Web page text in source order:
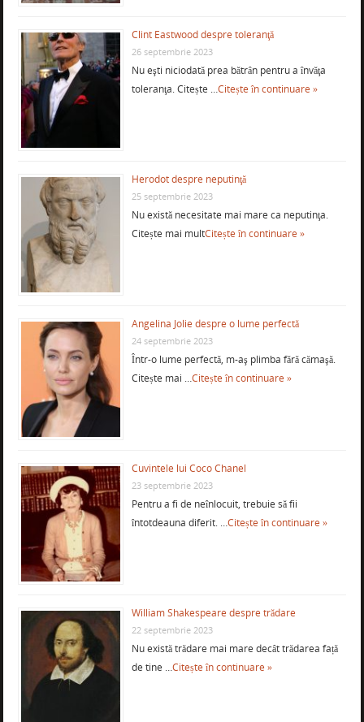
Clint Eastwood despre toleranţă
26 septembrie 2023
Nu eşti niciodată prea bătrân pentru a învăţa
toleranţa. Citește …Citește în continuare »
Herodot despre neputinţă
25 septembrie 2023
Nu există necesitate mai mare ca neputinţa.
Citește mai multCitește în continuare »
Angelina Jolie despre o lume perfectă
24 septembrie 2023
Într-o lume perfectă, m-aş plimba fără cămaşă.
Citește mai …Citește în continuare »
Cuvintele lui Coco Chanel
23 septembrie 2023
Pentru a fi de neînlocuit, trebuie să fii
întotdeauna diferit. …Citește în continuare »
William Shakespeare despre trădare
22 septembrie 2023
Nu există trădare mai mare decât trădarea față
de tine …Citește în continuare »